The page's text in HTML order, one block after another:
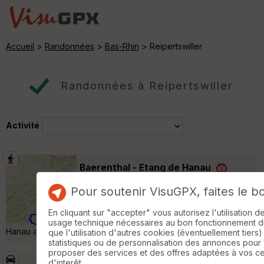
Accueil > Randonnées > Bas-Rhin > Reipertswiller
Randonnées à Reipertswiller
Activité
Baerenthal - Etang de Hanau
Randonnée Pédestre 18 km 440 m
Randonnée de 18 km en boucle à partir de
Baerenthal. Déjeuner au bord du lac de
Hanau au restaurant "La voile blanche" »
Pour soutenir VisuGPX, faites le
En cliquant sur "accepter" vous autorisez l'utilisation
usage technique nécessaires au bon fonctionnement
que l'utilisation d'autres cookies (éventuellement
statistiques ou de personnalisation des annonces pour
proposer des services et des offres adaptées à vos